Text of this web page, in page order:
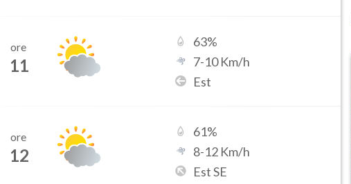
ore
11
63%
7-10Km/h
Est
ore
12
61%
8-12 Km/h
Est SE